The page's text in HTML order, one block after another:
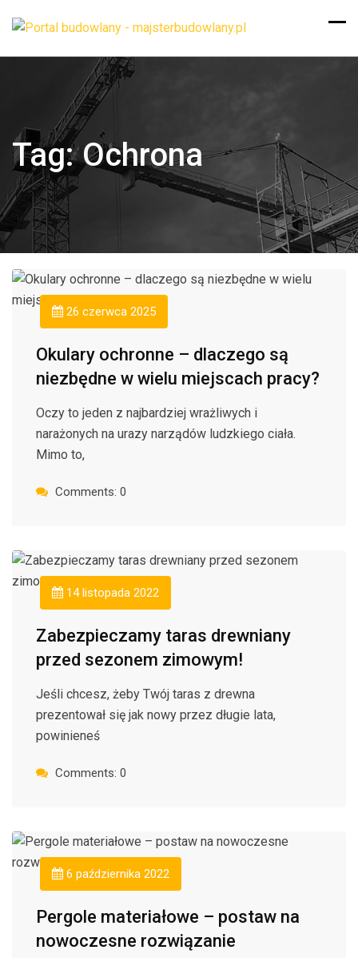
Tag:Ochrona
26 czerwca 2025
Okulary ochronne – dlaczego są
niezbędne w wielu miejscach pracy?
Oczy to jeden z najbardziej wrażliwych i
narażonych na urazy narządów ludzkiego ciała.
Mimo to,
Comments: 0
14 listopada 2022
Zabezpieczamy taras drewniany
przed sezonem zimowym!
Jeśli chcesz, żeby Twój taras z drewna
prezentował się jak nowy przez długie lata,
powinieneś
Comments: 0
6 października 2022
Pergole materiałowe – postaw na
nowoczesne rozwiązanie